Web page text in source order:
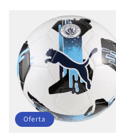
oferta
Oferta